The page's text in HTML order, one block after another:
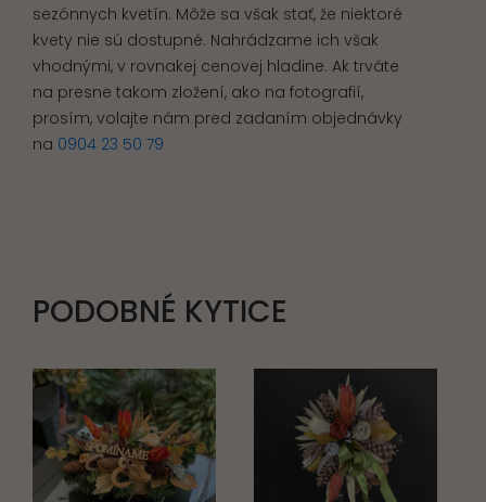
sezónnych kvetín. Môže sa však stať, že niektoré
kvety nie sú dostupné. Nahrádzame ich však
vhodnými, v rovnakej cenovej hladine. Ak trváte
na presne takom zložení, ako na fotografií,
prosím, volajte nám pred zadaním objednávky
na 0904 23 50 79
PODOBNÉ KYTICE